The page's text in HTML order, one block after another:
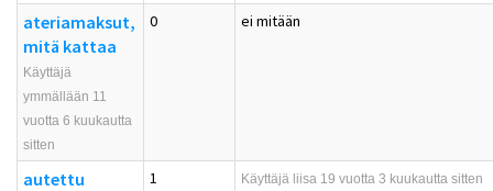
ateriamaksut,
mitä kattaa
Käyttäjä
ymmällään 11
vuotta 6 kuukautta
sitten
0 ei mitään
autettu
1 Käyttäjä liisa 19 vuotta 3 kuukautta sitten